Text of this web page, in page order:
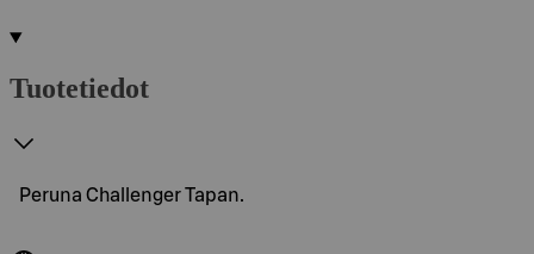
Tuotetiedot
Peruna Challenger Tapan.